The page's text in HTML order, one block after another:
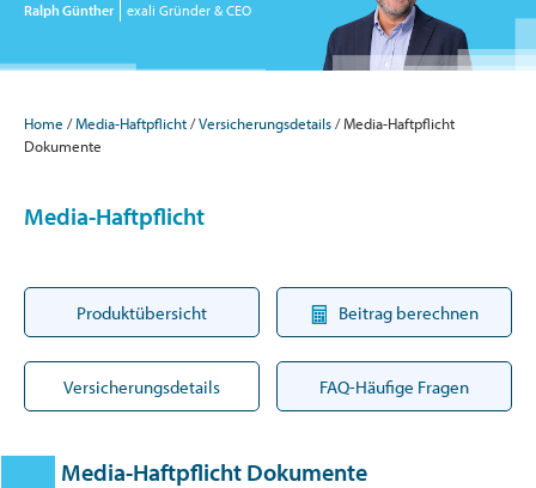
Ralph Günther exali Gründer & CEO
Home Media-Haftpflicht Versicherungsdetails
Media-Haftpflicht
Dokumente
Media-Haftpflicht
Produktübersicht Beitrag berechnen
Versicherungsdetails FAQ-Häufige Fragen
Media-Haftpflicht Dokumente